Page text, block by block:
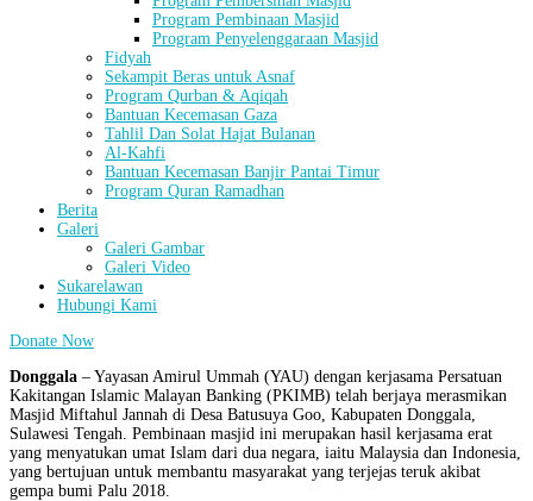
Program Pembinaan Masjid
Program Penyelenggaraan Masjid
Fidyah
Sekampit Beras untuk Asnaf
Program Qurban & Aqiqah
Bantuan Kecemasan Gaza
Tahlil Dan Solat Hajat Bulanan
Al-Kahfi
Bantuan Kecemasan Banjir Pantai Timur
Program Quran Ramadhan
Berita
Galeri
Galeri Gambar
Galeri Video
Sukarelawan
Hubungi Kami
Donate Now
Donggala – Yayasan Amirul Ummah (YAU) dengan kerjasama Persatuan
Kakitangan Islamic Malayan Banking (PKIMB) telah berjaya merasmikan
Masjid Miftahul Jannah di Desa Batusuya Goo, Kabupaten Donggala,
Sulawesi Tengah. Pembinaan masjid ini merupakan hasil kerjasama erat
yang menyatukan umat Islam dari dua negara, iaitu Malaysia dan Indonesia,
yang bertujuan untuk membantu masyarakat yang terjejas teruk akibat
gempa bumi Palu 2018.